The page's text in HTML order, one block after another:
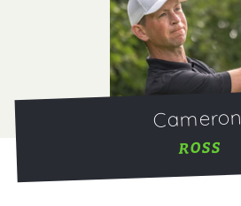
Cameron
ROSS